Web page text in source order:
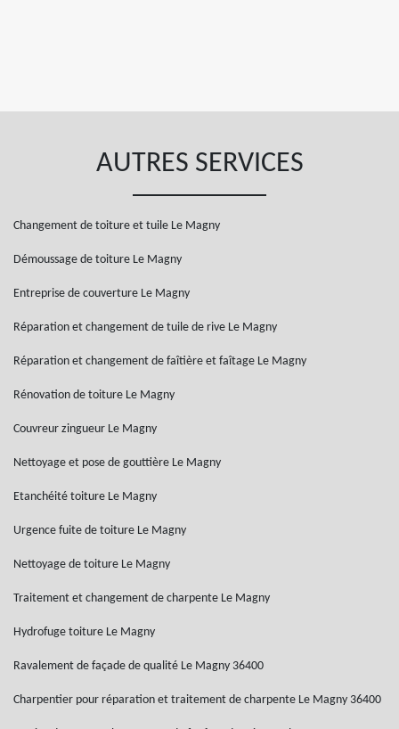
AUTRES SERVICES
Changement de toiture et tuile Le Magny
Démoussage de toiture Le Magny
Entreprise de couverture Le Magny
Réparation et changement de tuile de rive Le Magny
Réparation et changement de faîtière et faîtage Le Magny
Rénovation de toiture Le Magny
Couvreur zingueur Le Magny
Nettoyage et pose de gouttière Le Magny
Etanchéité toiture Le Magny
Urgence fuite de toiture Le Magny
Nettoyage de toiture Le Magny
Traitement et changement de charpente Le Magny
Hydrofuge toiture Le Magny
Ravalement de façade de qualité Le Magny 36400
Charpentier pour réparation et traitement de charpente Le Magny 36400